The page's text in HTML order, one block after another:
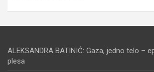
ALEKSANDRA BATINIĆ: Gaza, jedno telo –
plesa